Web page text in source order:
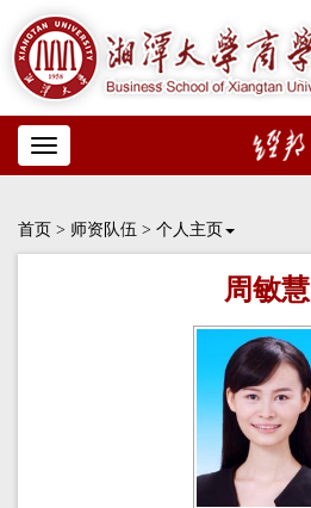
Toggle
navigation
首页 > 师资队伍 > 个人主页
周敏慧